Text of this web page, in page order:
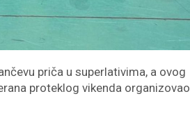
priča u superlativima, a ovog
proteklog vikenda organizovao